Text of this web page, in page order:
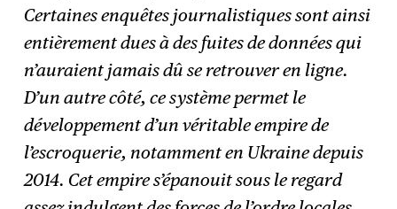
Certaines enquêtes journalistiques sont ainsi
entièrement dues à des fuites de données qui
n’auraient jamais dû se retrouver en ligne.
D’un autre côté, ce système permet le
développement d’un véritable empire de
l’escroquerie, notamment en Ukraine depuis
2014. Cet empire s’épanouit sous le regard